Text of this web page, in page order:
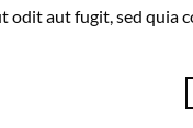
odit aut fugit, sed quia